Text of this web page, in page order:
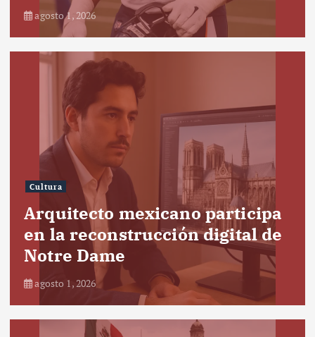
agosto 1, 2026
Cultura
Arquitecto mexicano participa
en la reconstrucción digital de
Notre Dame
agosto 1, 2026